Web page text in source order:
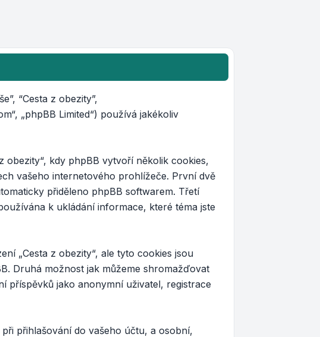
“Cesta z obezity”,
„phpBB Limited“) používá jakékoliv
obezity“, kdy phpBB vytvoří několik cookies,
vašeho internetového prohlížeče. První dvě
přiděleno phpBB softwarem. Třetí
k ukládání informace, které téma jste
„Cesta z obezity“, ale tyto cookies jsou
Druhá možnost jak můžeme shromažďovat
příspěvků jako anonymní uživatel, registrace
přihlašování do vašeho účtu, a osobní,